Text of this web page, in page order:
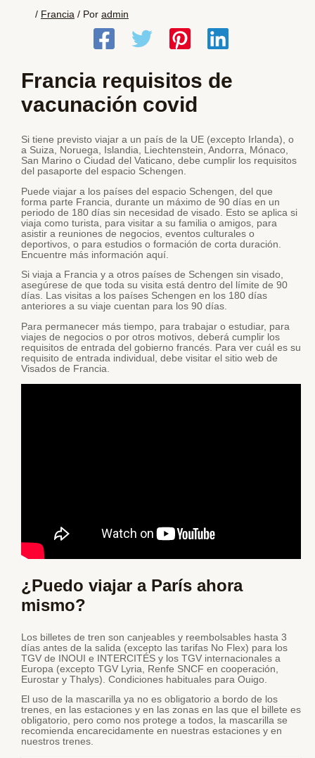
/ Francia / Por admin
Francia requisitos de
vacunación covid
Si tiene previsto viajar a un país de la UE (excepto Irlanda), o
a Suiza, Noruega, Islandia, Liechtenstein, Andorra, Mónaco,
San Marino o Ciudad del Vaticano, debe cumplir los requisitos
del pasaporte del espacio Schengen.
Puede viajar a los países del espacio Schengen, del que
forma parte Francia, durante un máximo de 90 días en un
periodo de 180 días sin necesidad de visado. Esto se aplica si
viaja como turista, para visitar a su familia o amigos, para
asistir a reuniones de negocios, eventos culturales o
deportivos, o para estudios o formación de corta duración.
Encuentre más información aquí.
Si viaja a Francia y a otros países de Schengen sin visado,
asegúrese de que toda su visita está dentro del límite de 90
días. Las visitas a los países Schengen en los 180 días
anteriores a su viaje cuentan para los 90 días.
Para permanecer más tiempo, para trabajar o estudiar, para
viajes de negocios o por otros motivos, deberá cumplir los
requisitos de entrada del gobierno francés. Para ver cuál es su
requisito de entrada individual, debe visitar el sitio web de
Visados de Francia.
¿Puedo viajar a París ahora
mismo?
Los billetes de tren son canjeables y reembolsables hasta 3
días antes de la salida (excepto las tarifas No Flex) para los
TGV de INOUI e INTERCITÉS y los TGV internacionales a
Europa (excepto TGV Lyria, Renfe SNCF en cooperación,
Eurostar y Thalys). Condiciones habituales para Ouigo.
El uso de la mascarilla ya no es obligatorio a bordo de los
trenes, en las estaciones y en las zonas en las que el billete es
obligatorio, pero como nos protege a todos, la mascarilla se
recomienda encarecidamente en nuestras estaciones y en
nuestros trenes.